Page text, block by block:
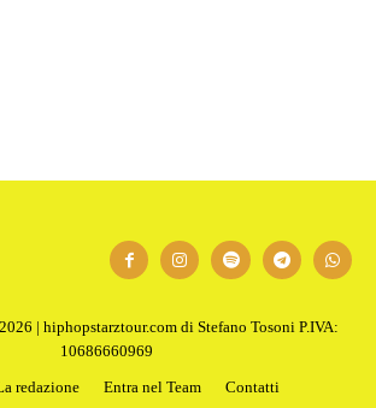
1
| hiphopstarztour.com di Stefano Tosoni P.IVA:
10686660969
redazione Entra nel Team Contatti